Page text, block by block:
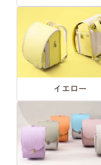
イエロー